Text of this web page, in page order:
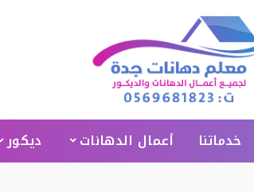
خدماتنا أعمال الدهانات ديكور